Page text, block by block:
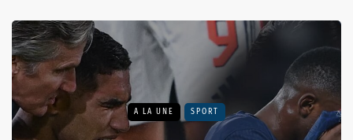
A LA UNE SPORT